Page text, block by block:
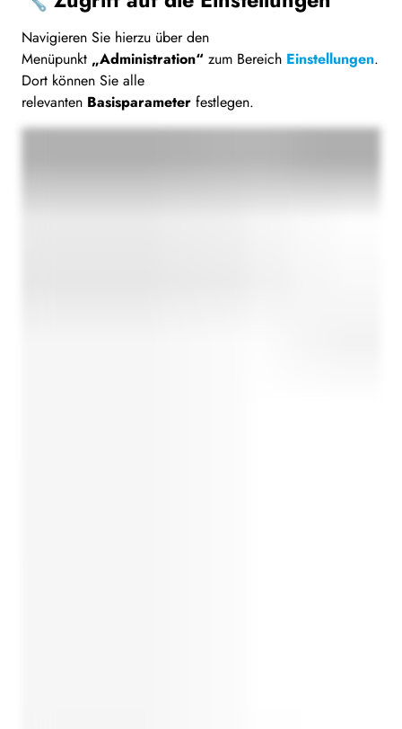
Navigieren Sie hierzu über den
Menüpunkt „Administration“ zum Bereich Einstellungen.
Dort können Sie alle
relevanten Basisparameter festlegen.